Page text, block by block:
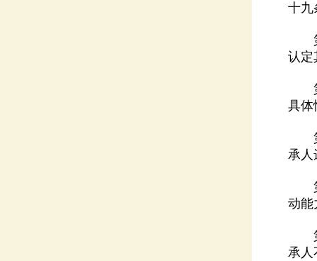
十九
认定
具体
承人
动能
承人